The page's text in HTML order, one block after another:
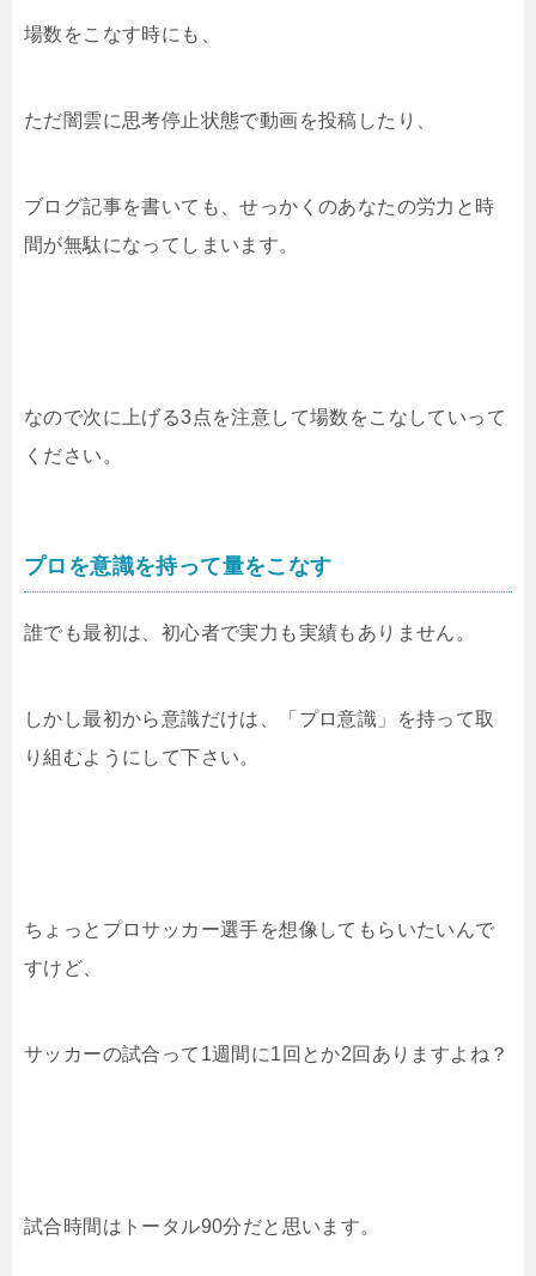
場数をこなす時にも、
ただ闇雲に思考停止状態で動画を投稿したり、
ブログ記事を書いても、せっかくのあなたの労力と時
間が無駄になってしまいます。
なので次に上げる3点を注意して場数をこなしていって
ください。
プロを意識を持って量をこなす
誰でも最初は、初心者で実力も実績もありません。
しかし最初から意識だけは、「プロ意識」を持って取
り組むようにして下さい。
ちょっとプロサッカー選手を想像してもらいたいんで
すけど、
サッカーの試合って1週間に1回とか2回ありますよね？
試合時間はトータル90分だと思います。